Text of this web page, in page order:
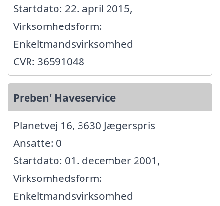
Startdato: 22. april 2015,
Virksomhedsform:
Enkeltmandsvirksomhed
CVR: 36591048
Preben' Haveservice
Planetvej 16, 3630 Jægerspris
Ansatte: 0
Startdato: 01. december 2001,
Virksomhedsform:
Enkeltmandsvirksomhed